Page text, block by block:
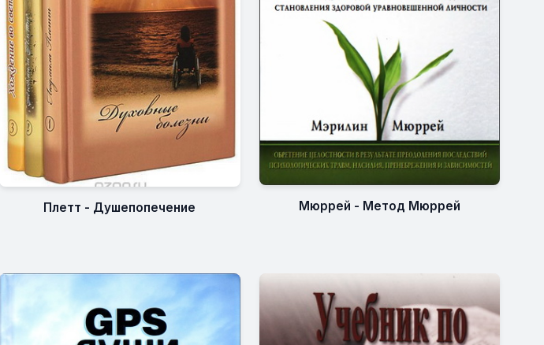
Плетт - Душепопечение Мюррей - Метод Мюррей